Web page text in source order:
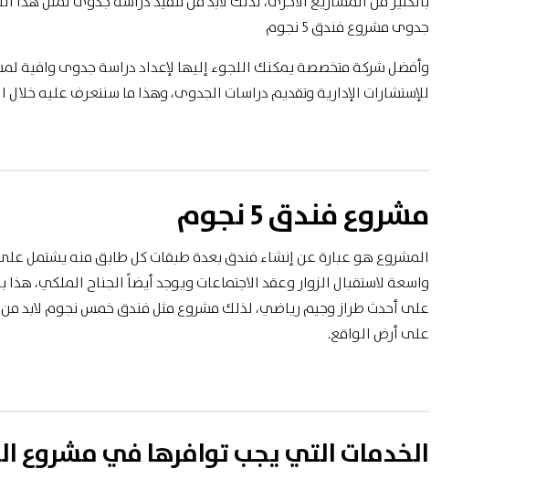
جدوى مشروع فندق 5 نجوم
وأفضل شركة متخصصة يمكنك اللجوء إليها لإعداد دراسة جدوى وافية
للإستشارات الإدارية وتقديم دراسات الجدوى، وهذا ما سنتعرف عليه خلال
مشروع فندق 5 نجوم
المشروع هو عبارة عن إنشاء فندق بعدة طبقات كل طابق منه يشتمل
واسعة لاستقبال الزوار وعقد الاجتماعات ويوجد أيضاً الجناح الملكي، هذا
على أحدث طراز وجيم رياضي، لذلك مشروع مثل فندق خمس نجوم لابد
على أرض الواقع.
الخدمات التي يجب توافرها في مشروع